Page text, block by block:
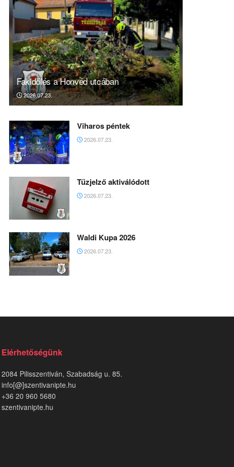
Fakidőlés a Honvéd utcában
2026.07.23.
Viharos péntek
2026.07.23.
Tűzjelző aktiválódott
2026.07.23.
Waldi Kupa 2026
2026.07.23.
Elérhetőségünk
2084 Pilisszentiván, Szabadság u. 85.
info[@]szentivanipte.hu
+36 20 960 5680
szentivanipte.hu